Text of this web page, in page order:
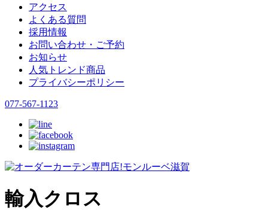
アクセス
よくある質問
採用情報
お問い合わせ・ご予約
お知らせ
人気トレンド商品
プライバシーポリシー
077-567-1123
輸入クロス